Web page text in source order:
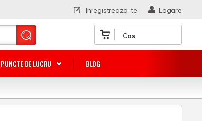
Cos
DE LUCRU BLOG
Logare
Inregistreaza-te